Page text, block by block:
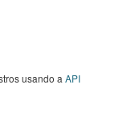
usando a API